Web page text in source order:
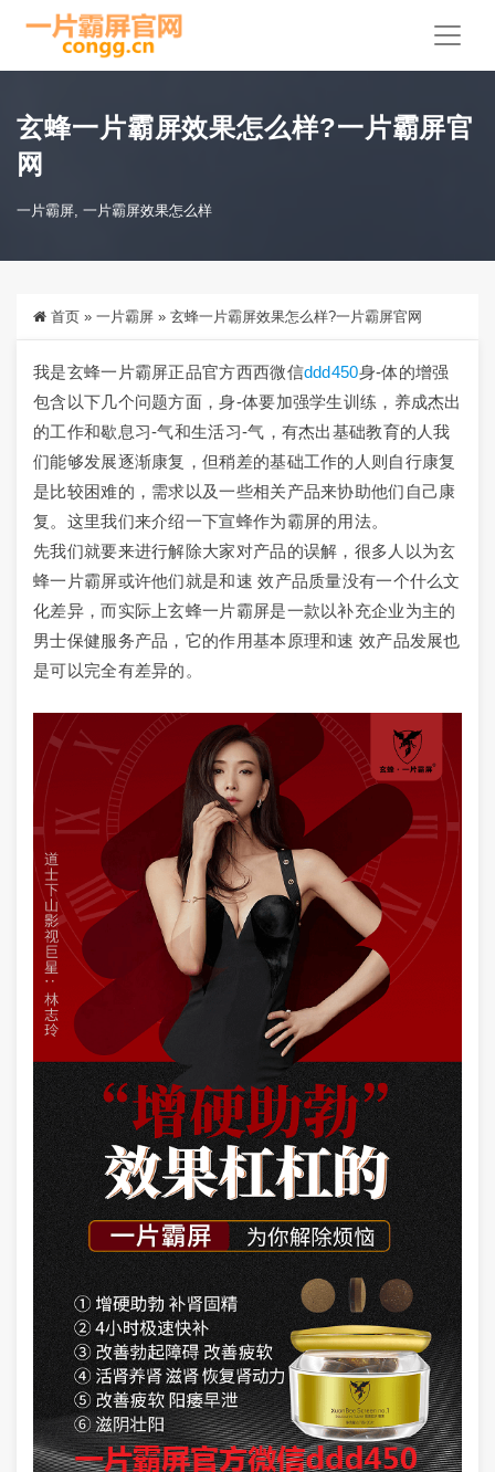
玄蜂一片霸屏效果怎么样?一片霸屏官
网
一片霸屏, 一片霸屏效果怎么样
首页 » 一片霸屏 » 玄蜂一片霸屏效果怎么样?一片霸屏官网
我是玄蜂一片霸屏正品官方西西微信ddd450身-体的增强
包含以下几个问题方面，身-体要加强学生训练，养成杰出
的工作和歇息习-气和生活习-气，有杰出基础教育的人我
们能够发展逐渐康复，但稍差的基础工作的人则自行康复
是比较困难的，需求以及一些相关产品来协助他们自己康
复。这里我们来介绍一下宣蜂作为霸屏的用法。
先我们就要来进行解除大家对产品的误解，很多人以为玄
蜂一片霸屏或许他们就是和速 效产品质量没有一个什么文
化差异，而实际上玄蜂一片霸屏是一款以补充企业为主的
男士保健服务产品，它的作用基本原理和速 效产品发展也
是可以完全有差异的。